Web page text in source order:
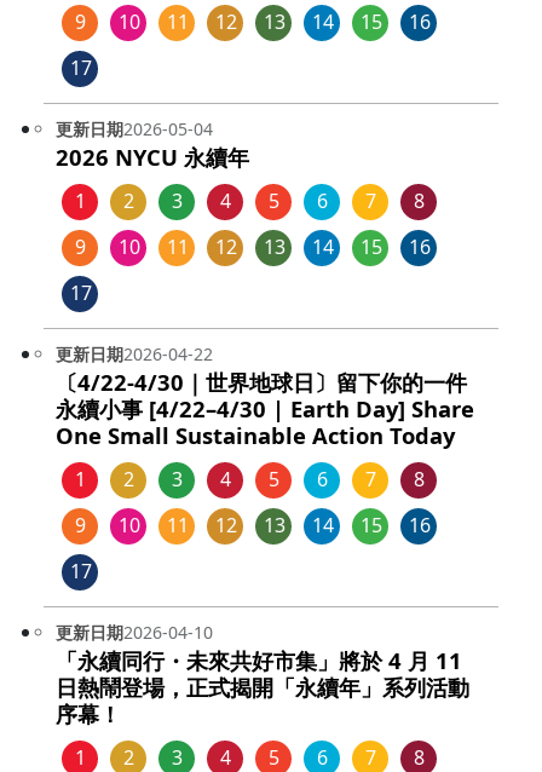
9
10 11 12 13 14 15
16
17
更新日期2026-05-04
2026 NYCU 永續年
1 2 3 4 5 6 7
8
9
10 11 12 13 14 15
16
17
更新日期2026-04-22
〔4/22-4/30｜世界地球日〕留下你的一件
永續小事 [4/22–4/30 | Earth Day] Share
One Small Sustainable Action Today
1 2 3 4 5 6 7
8
9
10 11 12 13 14 15
16
17
更新日期2026-04-10
「永續同行・未來共好市集」將於 4 月 11
日熱鬧登場，正式揭開「永續年」系列活動
序幕！
1 2 3 4 5 6 7
8